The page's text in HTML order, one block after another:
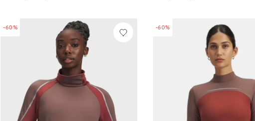
-60% -60%